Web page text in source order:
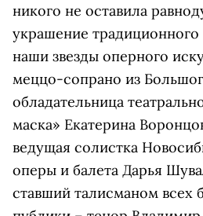
никого не оставила
украшение традиционного
наши звезды оперного
меццо-сопрано из
обладательница
маска» Екатерина
ведущая солистка
оперы и балета Дарья
ставший талисманом всех